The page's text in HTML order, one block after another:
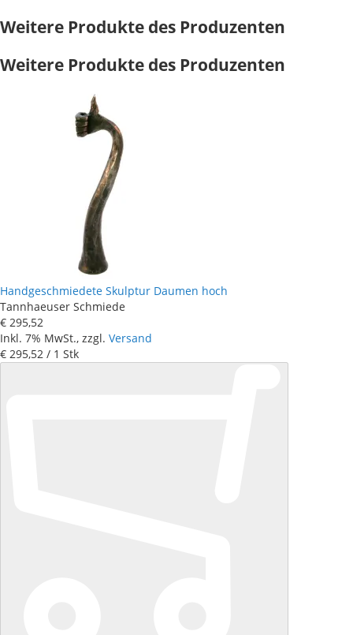
Weitere Produkte des Produzenten
Weitere Produkte des Produzenten
Handgeschmiedete Skulptur Daumen hoch
Tannhaeuser Schmiede
€ 295,52
Inkl. 7% MwSt., zzgl. Versand
€ 295,52 / 1 Stk